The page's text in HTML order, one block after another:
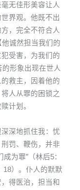
无佳形美容让人
界观。他既不出
，完全不符合人
诚然担当我们的
受害，为我们的
形象出现在世人
救主，因着他的
人从罪的困锁之
计划。
深地抓住我：忧
罚、鞭伤，并非
为罪”（林后5：
18）。仆人的默默
得医治，担当和